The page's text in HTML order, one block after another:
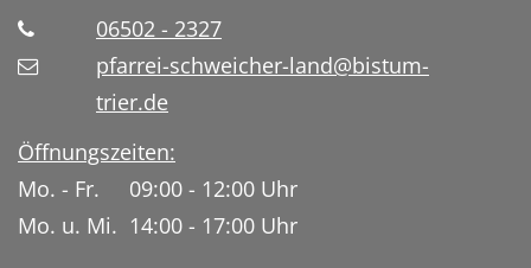
06502 - 2327
pfarrei-schweicher-land@bistum-
trier.de
Öffnungszeiten:
Mo. - Fr. 09:00 - 12:00 Uhr
Mo. u. Mi. 14:00 - 17:00 Uhr